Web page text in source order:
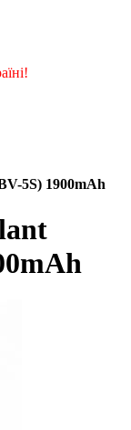
5S) 1900mAh